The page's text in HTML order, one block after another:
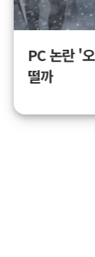
PC 논란 '
떨까